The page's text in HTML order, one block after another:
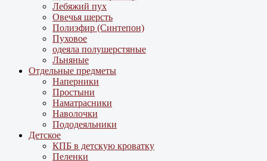
Лебяжий пух
Овечья шерсть
Полиэфир (Синтепон)
Пуховое
одеяла полушерстяные
Льняные
Отдельные предметы
Наперники
Простыни
Наматрасники
Наволочки
Пододеяльники
Детское
КПБ в детскую кроватку
Пеленки